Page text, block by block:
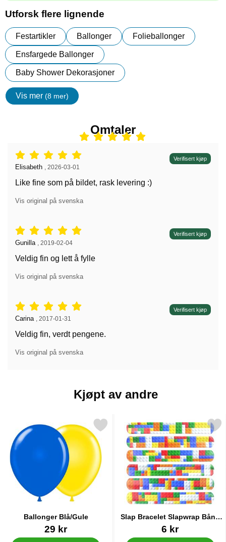
Utforsk flere lignende
Festartikler Ballonger Folieballonger
Ensfargede Ballonger
Baby Shower Dekorasjoner
Vis mer (8 mer)
egenskaper
Omtaler
Vurdering: 5 stjerne av 5, Verifisert kjøp
Anmeldelse av:
Elisabeth 2026-03-01
Like fine som på bildet, rask levering :)
Vis original på svenska
Vurdering: 5 stjerne av 5, Verifisert kjøp
Anmeldelse av:
Gunilla 2019-02-04
Veldig fin og lett å fylle
Vis original på svenska
Vurdering: 5 stjerne av 5, Verifisert kjøp
Anmeldelse av:
Carina 2017-01-31
Veldig fin, verdt pengene.
Vis original på svenska
Kjøpt av andre
Ballonger Blå/Gule
Varenummer 10452
29 kr
Merk ballonger Blå/Gule som favoritt
Slap Bracelet Slapwrap Bånd
Brickz
Varenummer 40213
6 kr
Merk slap Bracelet Slapwrap